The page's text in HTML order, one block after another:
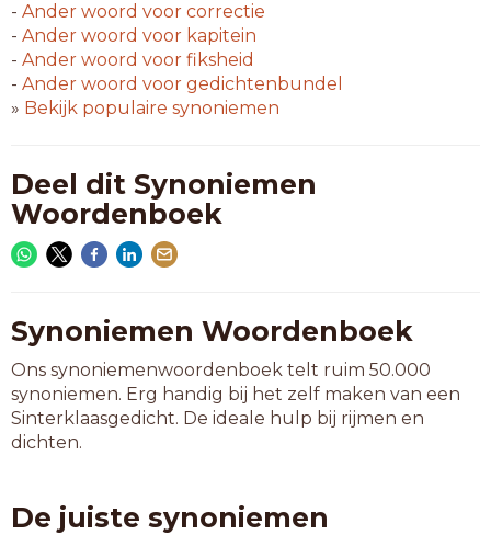
- Ander woord voor correctie
- Ander woord voor kapitein
- Ander woord voor fiksheid
- Ander woord voor gedichtenbundel
» Bekijk populaire synoniemen
Deel dit Synoniemen
Woordenboek
Synoniemen Woordenboek
Ons synoniemenwoordenboek telt ruim 50.000
synoniemen. Erg handig bij het zelf maken van een
Sinterklaasgedicht. De ideale hulp bij rijmen en
dichten.
De juiste synoniemen